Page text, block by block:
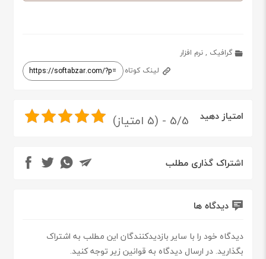
گرافیک ,نرم افزار
لینک کوتاه
امتیاز دهید 5/5 - (5 امتیاز)
اشتراک گذاری مطلب
دیدگاه ها
دیدگاه خود را با سایر بازدیدکنندگان این مطلب به اشتراک
بگذارید. در ارسال دیدگاه به قوانین زیر توجه کنید.